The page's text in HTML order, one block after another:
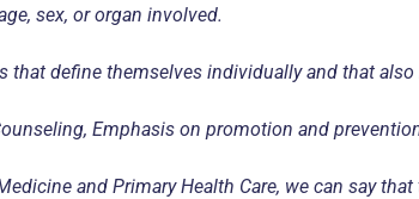
sex, or organ involved.
that define themselves individually and that
Emphasis on promotion and
and Primary Health Care, we can say